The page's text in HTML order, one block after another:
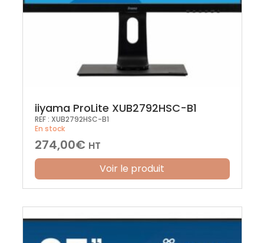
iiyama ProLite XUB2792HSC-B1
REF : XUB2792HSC-B1
En stock
274,00€ HT
Voir le produit